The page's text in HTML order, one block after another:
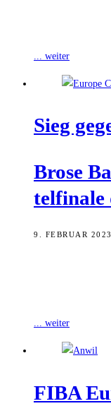
... weiter
Sieg
Bro­se
tel­fi­na­le
9. FEBRUAR 2023
... weiter
FIBA